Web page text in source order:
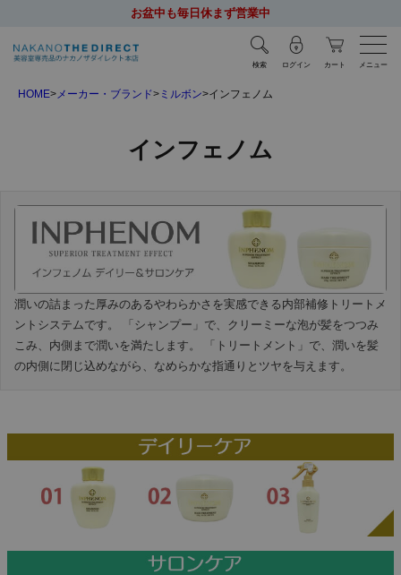
お盆中も毎日休まず営業中
検索 ログイン カート メニュー
HOME メーカー・ブランド ミルボン インフェノム
インフェノム
潤いの詰まった厚みのあるやわらかさを実感できる内部補修トリートメ
ントシステムです。 「シャンプー」で、クリーミーな泡が髪をつつみ
こみ、内側まで潤いを満たします。 「トリートメント」で、潤いを髪
の内側に閉じ込めながら、なめらかな指通りとツヤを与えます。